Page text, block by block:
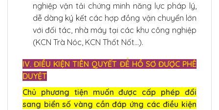
nghiệp vận tải chứng minh năng lực pháp lý,
dễ dàng ký kết các hợp đồng vận chuyển lớn
với đối tác, nhà máy tại các khu công nghiệp
(KCN Trà Nóc, KCN Thốt Nốt…).
IV. ĐIỀU KIỆN TIÊN QUYẾT ĐỂ HỒ SƠ ĐƯỢC PHÊ
DUYỆT
Chủ phương tiện muốn được cấp phép đổi
sang biển số vàng cần đáp ứng các điều kiện